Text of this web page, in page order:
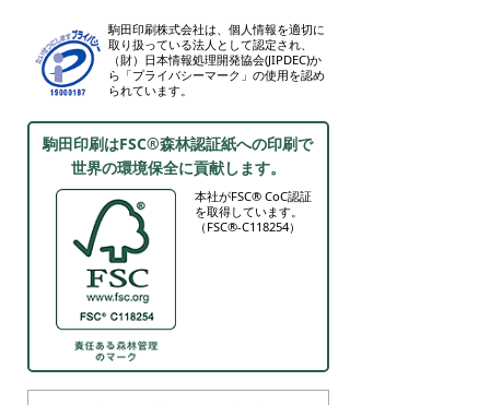
駒田印刷株式会社は、個人情報を適切に
取り扱っている法人として認定され、
（財）日本情報処理開発協会(JIPDEC)か
ら「プライバシーマーク」の使用を認め
られています。
駒田印刷はFSC®森林認証紙への印刷で
世界の環境保全に貢献します。
本社がFSC® CoC認証
を取得しています。
（FSC®-C118254）